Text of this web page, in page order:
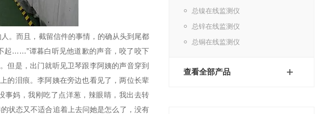
总镍在线监测仪
总锌在线监测仪
总铜在线监测仪
查看全部产品
。而且，截留信件的事情，的确从头到尾都
起……”谭暮白听见他道歉的声音，咬了咬下
但是，出门就听见卫琴跟李阿姨的声音穿到
的泪痕。李阿姨在旁边也看见了，两位长辈
事妈，我刚吃了点洋葱，辣眼睛，我出去转
状态又不适合追着上去问她是怎么了，没有